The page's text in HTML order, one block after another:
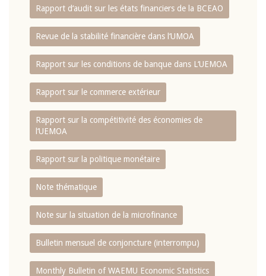
Rapport d‘audit sur les états financiers de la BCEAO
Revue de la stabilité financière dans l‘UMOA
Rapport sur les conditions de banque dans L‘UEMOA
Rapport sur le commerce extérieur
Rapport sur la compétitivité des économies de
l‘UEMOA
Rapport sur la politique monétaire
Note thématique
Note sur la situation de la microfinance
Bulletin mensuel de conjoncture (interrompu)
Monthly Bulletin of WAEMU Economic Statistics